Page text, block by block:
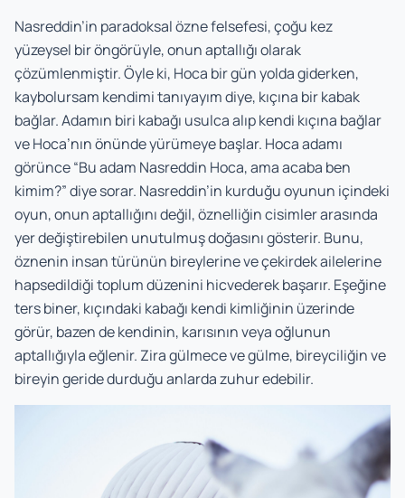
Nasreddin’in paradoksal özne felsefesi, çoğu kez
yüzeysel bir öngörüyle, onun aptallığı olarak
çözümlenmiştir. Öyle ki, Hoca bir gün yolda giderken,
kaybolursam kendimi tanıyayım diye, kıçına bir kabak
bağlar. Adamın biri kabağı usulca alıp kendi kıçına bağlar
ve Hoca’nın önünde yürümeye başlar. Hoca adamı
görünce “Bu adam Nasreddin Hoca, ama acaba ben
kimim?” diye sorar. Nasreddin’in kurduğu oyunun içindeki
oyun, onun aptallığını değil, öznelliğin cisimler arasında
yer değiştirebilen unutulmuş doğasını gösterir. Bunu,
öznenin insan türünün bireylerine ve çekirdek ailelerine
hapsedildiği toplum düzenini hicvederek başarır. Eşeğine
ters biner, kıçındaki kabağı kendi kimliğinin üzerinde
görür, bazen de kendinin, karısının veya oğlunun
aptallığıyla eğlenir. Zira gülmece ve gülme, bireyciliğin ve
bireyin geride durduğu anlarda zuhur edebilir.